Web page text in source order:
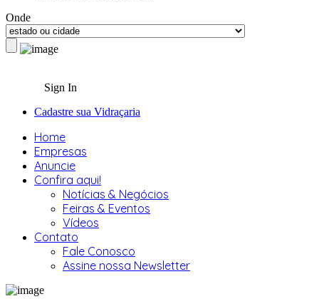
Onde
Sign In
Cadastre sua Vidraçaria
Home
Empresas
Anuncie
Confira aqui!
Notícias & Negócios
Feiras & Eventos
Vídeos
Contato
Fale Conosco
Assine nossa Newsletter